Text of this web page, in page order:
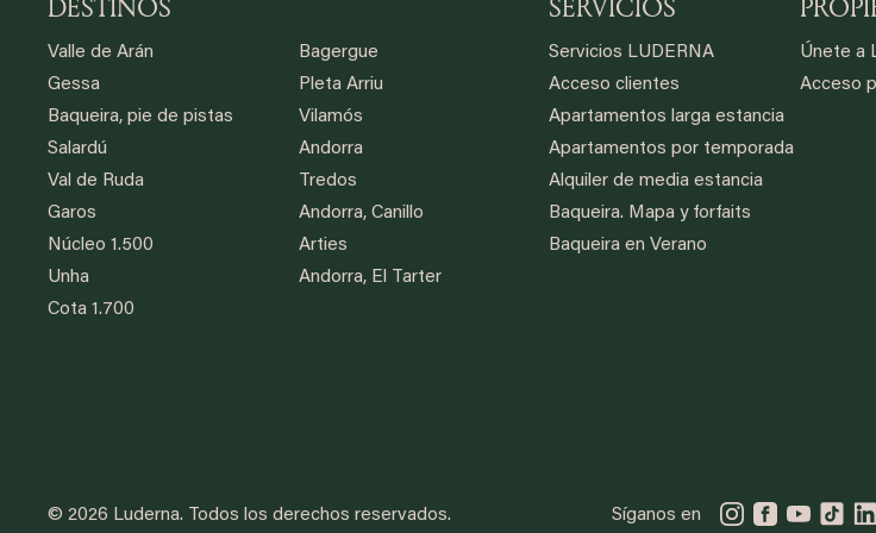
Valle de Arán
Gessa
Baqueira, pie de pistas
Salardú
Val de Ruda
Garos
Núcleo 1.500
Unha
Cota 1.700
Bagergue
Pleta Arriu
Vilamós
Andorra
Tredos
Andorra, Canillo
Arties
Andorra, El Tarter
Servicios LUDERNA
Acceso clientes
Apartamentos larga estancia
Apartamentos por temporada
Alquiler de media estancia
Baqueira. Mapa y forfaits
Baqueira en Verano
Únete a
Acceso
© 2026 Luderna. Todos los derechos reservados. Síganos en